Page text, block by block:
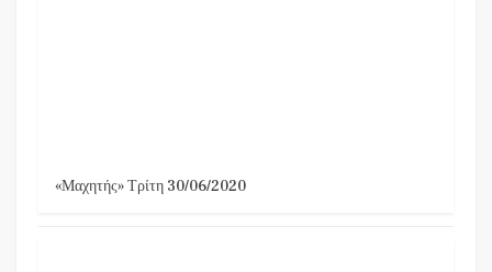
«Μαχητής» Τρίτη 30/06/2020